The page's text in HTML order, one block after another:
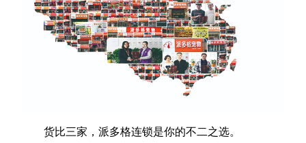
货比三家，派多格连锁是你的不二之选。